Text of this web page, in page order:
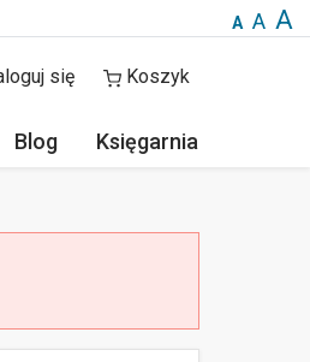
A A A
się Koszyk
Blog Księgarnia